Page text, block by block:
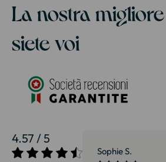
La nostra
siete voi
4.57 / 5
27/07/2026 Sophie S.